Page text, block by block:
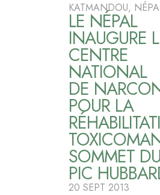
KATMANDOU,
LE NÉPAL
INAUGURE
CENTRE
NATIONAL
DE
POUR LA
SOMMET DU
PIC
20 SEPT 2013